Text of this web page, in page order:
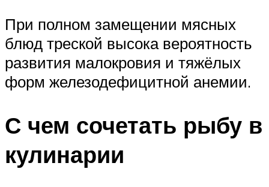
При полном замещении мясных
блюд треской высока вероятность
развития малокровия и тяжёлых
форм железодефицитной анемии.
С чем сочетать рыбу в
кулинарии